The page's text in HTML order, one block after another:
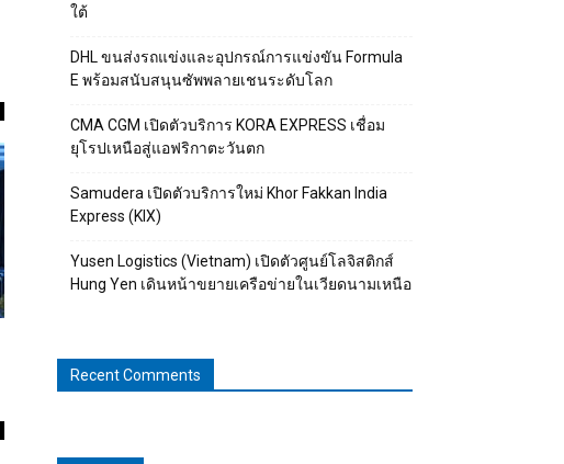
ใต้
DHL ขนส่งรถแข่งและอุปกรณ์การแข่งขัน Formula
E พร้อมสนับสนุนซัพพลายเชนระดับโลก
CMA CGM เปิดตัวบริการ KORA EXPRESS เชื่อม
ยุโรปเหนือสู่แอฟริกาตะวันตก
Samudera เปิดตัวบริการใหม่ Khor Fakkan India
Express (KIX)
Yusen Logistics (Vietnam) เปิดตัวศูนย์โลจิสติกส์
Hung Yen เดินหน้าขยายเครือข่ายในเวียดนามเหนือ
Recent Comments